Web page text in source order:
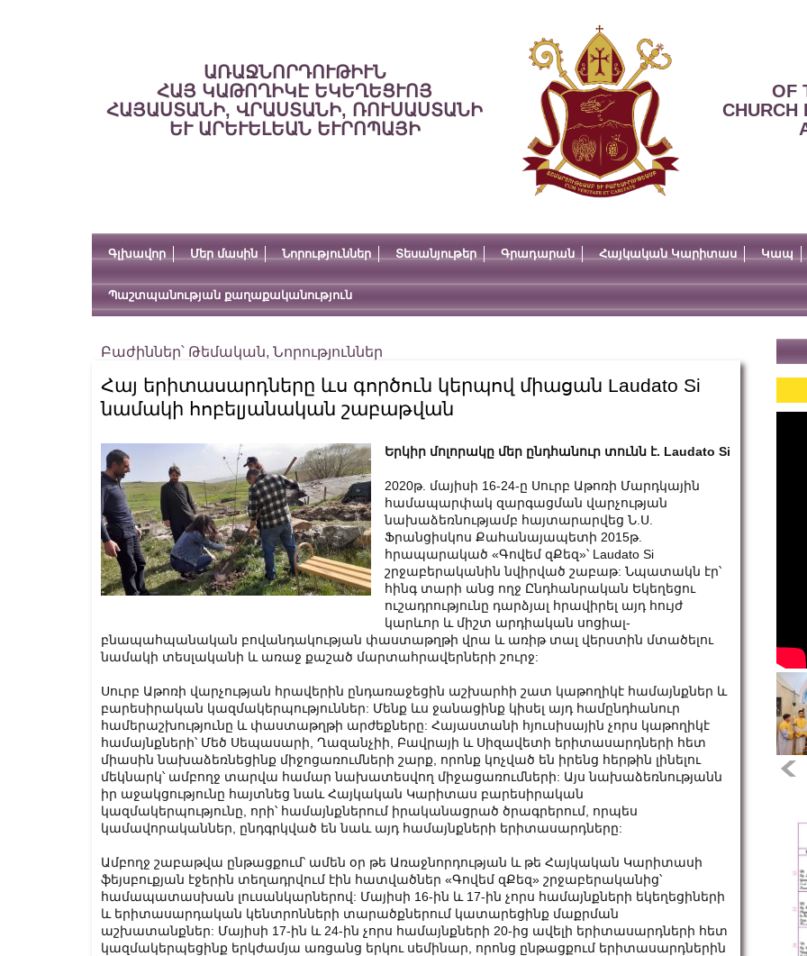
ԱՌԱՋՆՈՐԴՈՒԹԻՒՆ
ՀԱՅ ԿԱԹՈՂԻԿԷ ԵԿԵՂԵՑՒՈՅ
ՀԱՅԱՍՏԱՆԻ, ՎՐԱՍՏԱՆԻ, ՌՈՒՍԱՍՏԱՆԻ
ԵՒ ԱՐԵՒԵԼԵԱՆ ԵՒՐՈՊԱՅԻ
OF
CHURCH
Գլխավոր Մեր մասին Նորություններ Տեսանյութեր Գրադարան Հայկական Կարիտաս Կապ
Պաշտպանության քաղաքականություն
Բաժիններ՝ Թեմական, Նորություններ
Հայ երիտասարդները ևս գործուն կերպով միացան Laudato Si
նամակի հոբելյանական շաբաթվան
Երկիր մոլորակը մեր ընդհանուր տունն է. Laudato Si
2020թ. մայիսի 16-24-ը Սուրբ Աթոռի Մարդկային
համապարփակ զարգացման վարչության
նախաձեռնությամբ հայտարարվեց Ն.Ս.
Ֆրանցիսկոս Քահանայապետի 2015թ.
հրապարակած «Գովեմ զՔեզ»՝ Laudato Si
շրջաբերականին նվիրված շաբաթ: Նպատակն էր՝
հինգ տարի անց ողջ Ընդհանրական Եկեղեցու
ուշադրությունը դարձյալ հրավիրել այդ հույժ
կարևոր և միշտ արդիական սոցիալ-
բնապահպանական բովանդակության փաստաթղթի վրա և առիթ տալ վերստին մտածելու
նամակի տեսլականի և առաջ քաշած մարտահրավերների շուրջ:
Սուրբ Աթոռի վարչության հրավերին ընդառաջեցին աշխարհի շատ կաթողիկէ համայնքներ և
բարեսիրական կազմակերպություններ: Մենք ևս ջանացինք կիսել այդ համընդհանուր
համերաշխությունը և փաստաթղթի արժեքները: Հայաստանի հյուսիսային չորս կաթողիկէ
համայնքների՝ Մեծ Սեպասարի, Ղազանչիի, Բավրայի և Սիզավետի երիտասարդների հետ
միասին նախաձեռնեցինք միջոցառումների շարք, որոնք կոչված են իրենց հերթին լինելու
մեկնարկ՝ ամբողջ տարվա համար նախատեսվող միջացառումների: Այս նախաձեռնությանն
իր աջակցությունը հայտնեց նաև Հայկական Կարիտաս բարեսիրական
կազմակերպությունը, որի՝ համայնքներում իրականացրած ծրագրերում, որպես
կամավորականներ, ընդգրկված են նաև այդ համայնքների երիտասարդները:
Ամբողջ շաբաթվա ընթացքում՝ ամեն օր թե Առաջնորդության և թե Հայկական Կարիտասի
ֆեյսբուքյան էջերին տեղադրվում էին հատվածներ «Գովեմ զՔեզ» շրջաբերականից՝
համապատասխան լուսանկարներով: Մայիսի 16-ին և 17-ին չորս համայնքների եկեղեցիների
և երիտասարդական կենտրոնների տարածքներում կատարեցինք մաքրման
աշխատանքներ: Մայիսի 17-ին և 24-ին չորս համայնքների 20-ից ավելի երիտասարդների հետ
կազմակերպեցինք երկժամյա առցանց երկու սեմինար, որոնց ընթացքում երիտասարդներին